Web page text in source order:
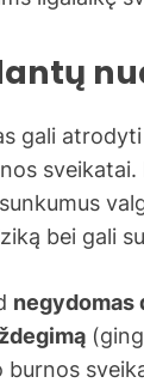
gali
bei gali
negydomas
burnos